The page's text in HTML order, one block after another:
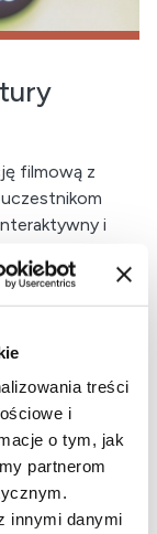
treści
i
o tym, jak
partnerom
innymi danymi
filmową z
i